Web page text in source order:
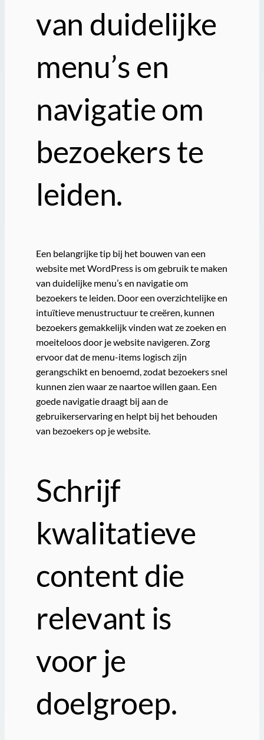
van duidelijke
menu’s en
navigatie om
bezoekers te
leiden.
Een belangrijke tip bij het bouwen van een
website met WordPress is om gebruik te maken
van duidelijke menu’s en navigatie om
bezoekers te leiden. Door een overzichtelijke en
intuïtieve menustructuur te creëren, kunnen
bezoekers gemakkelijk vinden wat ze zoeken en
moeiteloos door je website navigeren. Zorg
ervoor dat de menu-items logisch zijn
gerangschikt en benoemd, zodat bezoekers snel
kunnen zien waar ze naartoe willen gaan. Een
goede navigatie draagt bij aan de
gebruikerservaring en helpt bij het behouden
van bezoekers op je website.
Schrijf
kwalitatieve
content die
relevant is
voor je
doelgroep.